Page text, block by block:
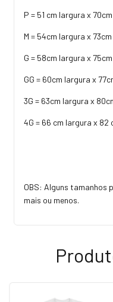
P = 51 cm largura x
M = 54cm largura x
G = 58cm largura x
GG = 60cm largura x
3G = 63cm largura x
4G = 66 cm largura x 82
OBS: Alguns tamanhos
mais ou menos.